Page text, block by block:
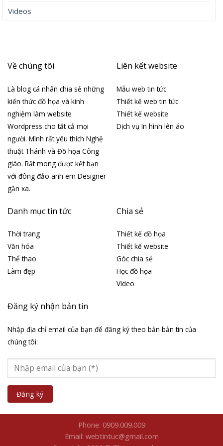
Videos
Về chúng tôi
Là blog cá nhân chia sẻ những
kiến thức đồ họa và kinh
nghiệm làm website
Wordpress cho tất cả mọi
người. Mình rất yêu thích Nghệ
thuật Thánh và Đồ họa Công
giáo. Rất mong được kết bạn
với đông đảo anh em Designer
gần xa.
Liên kết website
Mẫu web tin tức
Thiết kế web tin tức
Thiết kế website
Dịch vụ In hình lên áo
Danh mục tin tức
Thời trang
Văn hóa
Thể thao
Làm đẹp
Chia sẻ
Thiết kế đồ họa
Thiết kế website
Góc chia sẻ
Học đồ họa
Video
Đăng ký nhận bản tin
Nhập địa chỉ email của bạn để đăng ký theo bản bản tin của
chúng tôi:
Phone: 0909.009.009
Email: webtintuc@gmail.com